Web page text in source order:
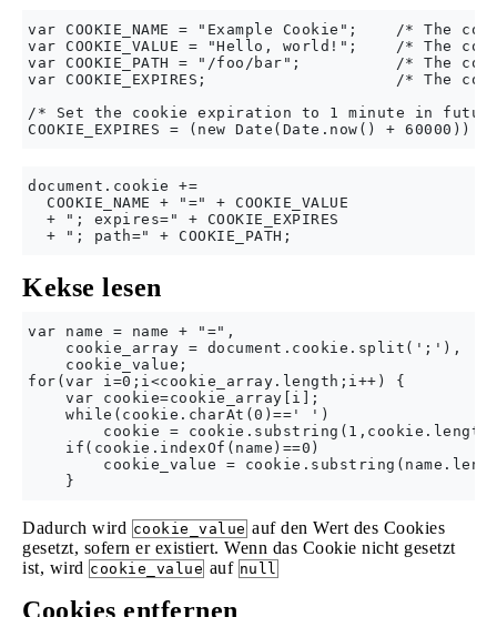
var COOKIE_NAME = "Example Cookie";    /* The
var COOKIE_VALUE = "Hello, world!";    /* The
var COOKIE_PATH = "/foo/bar";          /* The
var COOKIE_EXPIRES;                    /* The
/* Set the cookie expiration to 1 minute in
document.cookie +=
  COOKIE_NAME + "=" + COOKIE_VALUE
  + "; expires=" + COOKIE_EXPIRES
Kekse lesen
var name = name + "=",
    cookie_array = document.cookie.split(';'),
    cookie_value;
for(var i=0;i<cookie_array.length;i++) {
    var cookie=cookie_array[i];
    while(cookie.charAt(0)==' ')
cookie =
    if(cookie.indexOf(name)==0)
cookie_value =
Dadurch wird cookie_value auf den Wert des Cookies
gesetzt, sofern er existiert. Wenn das Cookie nicht gesetzt
ist, wird cookie_value auf null
Cookies entfernen